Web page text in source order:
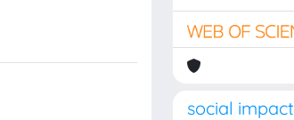
social impact